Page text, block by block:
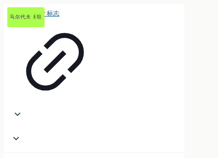
吉尔吉斯斯坦
乌兹别克斯坦
乌兹别克斯坦
马尔代夫